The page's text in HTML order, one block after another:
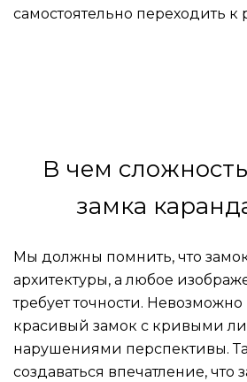
самостоятельно переходить к
В чем
замка
Мы должны помнить, что
архитектуры, а любое
требует точности. Невозможно
красивый замок с кривыми
нарушениями перспективы.
создаваться впечатление, что